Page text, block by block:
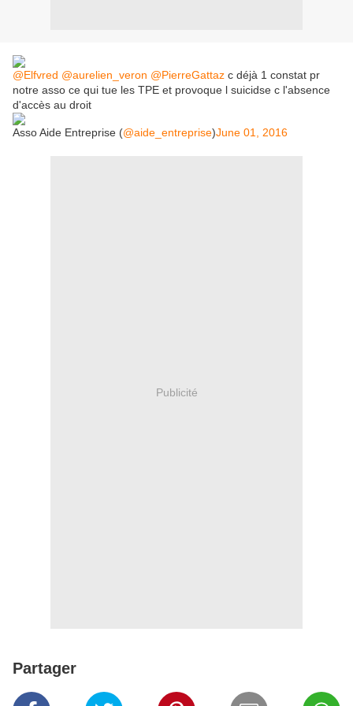
@Elfvred @aurelien_veron @PierreGattaz c déjà 1 constat pr
notre asso ce qui tue les TPE et provoque l suicidse c l'absence
d'accès au droit
Asso Aide Entreprise (@aide_entreprise)June 01, 2016
Publicité
Partager